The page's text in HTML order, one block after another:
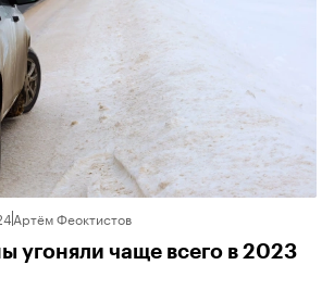
Артём Феоктистов
угоняли чаще всего в 2023